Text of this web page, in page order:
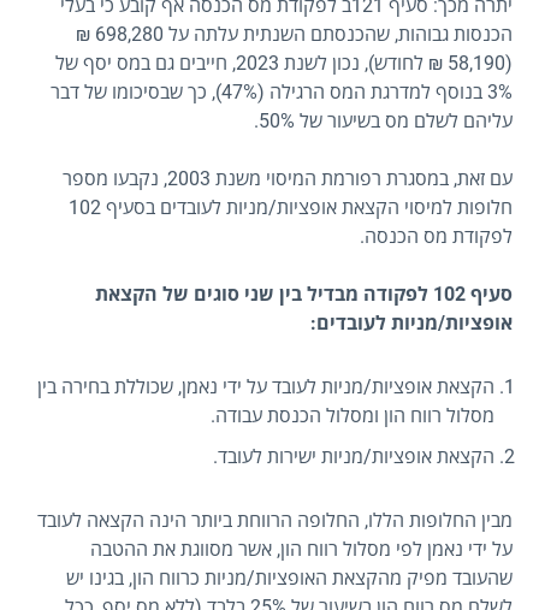
יתרה מכך: סעיף 121ב לפקודת מס הכנסה אף קובע כי בעלי
הכנסות גבוהות, שהכנסתם השנתית עלתה על 698,280 ₪
(58,190 ₪ לחודש), נכון לשנת 2023, חייבים גם במס יסף של
3% בנוסף למדרגת המס הרגילה (47%), כך שבסיכומו של דבר
עליהם לשלם מס בשיעור של 50%.
עם זאת, במסגרת רפורמת המיסוי משנת 2003, נקבעו מספר
חלופות למיסוי הקצאת אופציות/מניות לעובדים בסעיף 102
לפקודת מס הכנסה.
סעיף 102 לפקודה מבדיל בין שני סוגים של הקצאת
אופציות/מניות לעובדים:
הקצאת אופציות/מניות לעובד על ידי נאמן, שכוללת בחירה בין
מסלול רווח הון ומסלול הכנסת עבודה.
הקצאת אופציות/מניות ישירות לעובד.
מבין החלופות הללו, החלופה הרווחת ביותר הינה הקצאה לעובד
על ידי נאמן לפי מסלול רווח הון, אשר מסווגת את ההטבה
שהעובד מפיק מהקצאת האופציות/מניות כרווח הון, בגינו יש